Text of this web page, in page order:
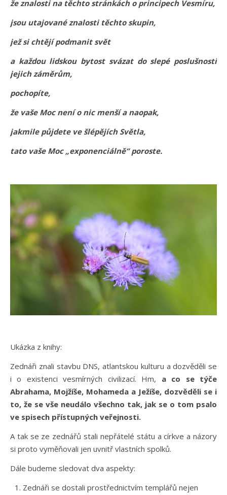
že znalosti na těchto stránkách o principech Vesmíru,
jsou utajované znalosti těchto skupin,
jež si chtějí podmanit svět
a každou lidskou bytost svázat do slepé poslušnosti
jejich záměrům,
pochopíte,
že vaše Moc není o nic menší a naopak,
jakmile půjdete ve šlépějích Světla,
tato vaše Moc „exponenciálně“ poroste.
Ukázka z knihy:
Zednáři znali stavbu DNS, atlantskou kulturu a dozvěděli se
i o existenci vesmírných civilizací. Hm, a co se týče
Abrahama, Mojžíše, Mohameda a Ježíše, dozvěděli se i
to, že se vše neudálo všechno tak, jak se o tom psalo
ve spisech přístupných veřejnosti.
A tak se ze zednářů stali nepřátelé státu a církve a názory
si proto vyměňovali jen uvnitř vlastních spolků.
Dále budeme sledovat dva aspekty:
Zednáři se dostali prostřednictvím templářů nejen